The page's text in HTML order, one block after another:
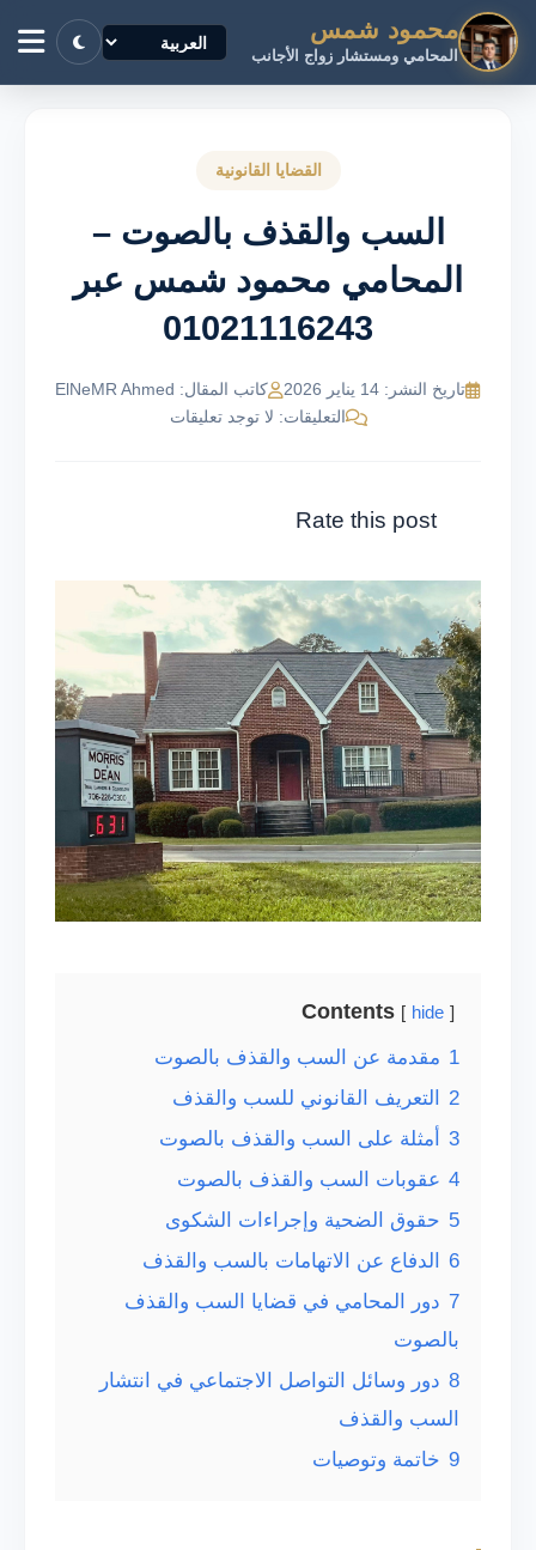
محمود شمس
المحامي ومستشار زواج الأجانب
القضايا القانونية
السب والقذف بالصوت –
المحامي محمود شمس عبر
01021116243
تاريخ النشر: 14 يناير 2026
كاتب المقال: ElNeMR Ahmed
التعليقات: لا توجد تعليقات
Rate this post
Contents hide
1 مقدمة عن السب والقذف بالصوت
2
التعريف القانوني للسب والقذف
3
أمثلة على السب والقذف بالصوت
4 عقوبات السب والقذف بالصوت
5 حقوق الضحية وإجراءات الشكوى
6
الدفاع عن الاتهامات بالسب والقذف
7 دور المحامي في قضايا السب والقذف
بالصوت
8 دور وسائل التواصل الاجتماعي في انتشار
السب والقذف
9 خاتمة وتوصيات